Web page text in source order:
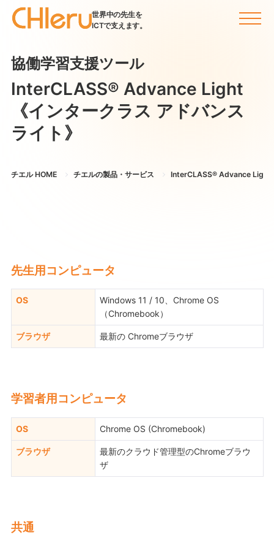
世界中の先生を
ICTで支えます。
協働学習支援ツール
InterCLASS®︎ Advance Light
《インタークラス アドバンス
ライト》
チエル HOME チエルの製品・サービス InterCLASS®︎ Advance Light
先生用コンピュータ
OS
Windows 11 / 10、Chrome OS
（Chromebook）
ブラウザ 最新の Chromeブラウザ
学習者用コンピュータ
OS Chrome OS (Chromebook)
ブラウザ
最新のクラウド管理型のChromeブラウ
ザ
共通